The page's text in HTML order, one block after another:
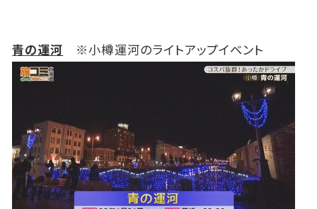
青の運河 ※小樽運河のライトアップイベント